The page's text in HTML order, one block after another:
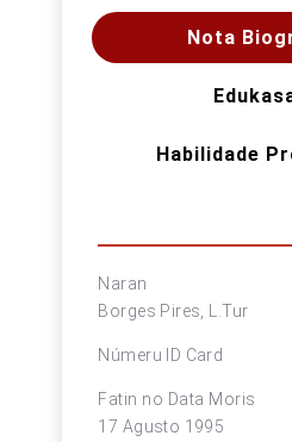
Nota
Habilidade
Naran :
Borges Pires, L.Tur
Númeru ID
Fatin no Data
17 Agusto 1995